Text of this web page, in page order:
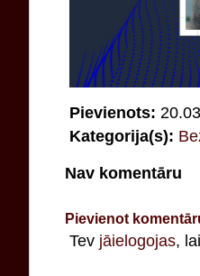
Pievienots:
Kategorija(s):
Nav komentāru
Pievienot
Tev jāielogojas,